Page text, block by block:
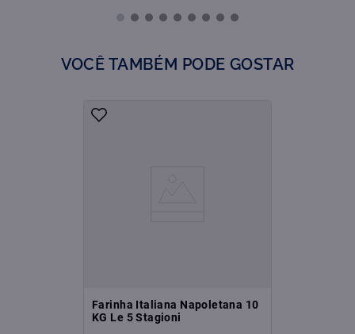
VOCÊ TAMBÉM PODE GOSTAR
Farinha Italiana Napoletana 10
KG Le 5 Stagioni